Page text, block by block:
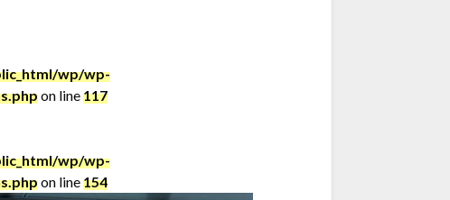
wp/wp-
on line117
wp/wp-
on line154